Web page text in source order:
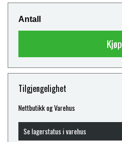
Antall
Kjøp
Tilgjengelighet
Nettbutikk og Varehus
Se lagerstatus i varehus